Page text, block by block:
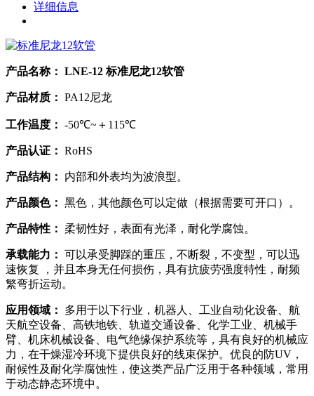
详细信息
产品名称： LNE-12 标准尼龙12软管
产品材质： PA12尼龙
工作温度： -50℃~＋115℃
产品认证： RoHS
产品结构： 内部和外表均为波浪型。
产品颜色： 黑色，其他颜色可以定做（根据需要可开口）。
产品特性 ： 柔韧性好，表面有光泽，耐化学腐蚀。
承载能力：
可以承受脚踩的重压，不断裂，不变型，可以迅
速恢复 ，并且本身无任何损伤，具有抗疲劳强度特性，耐频
繁弯折运动。
应用领域：
多用于以下行业，机器人、工业自动化设备、航
天航空设备、高铁地铁、轨道交通设备、化学工业、机械手
臂、机床机械设备、电气绝缘保护系统等，具有良好的机械应
力，在干燥湿冷环境下提供良好的线束保护。优良的防UV，
耐候性及耐化学腐蚀性，使这类产品广泛用于各种领域，常用
于动态静态环境中。